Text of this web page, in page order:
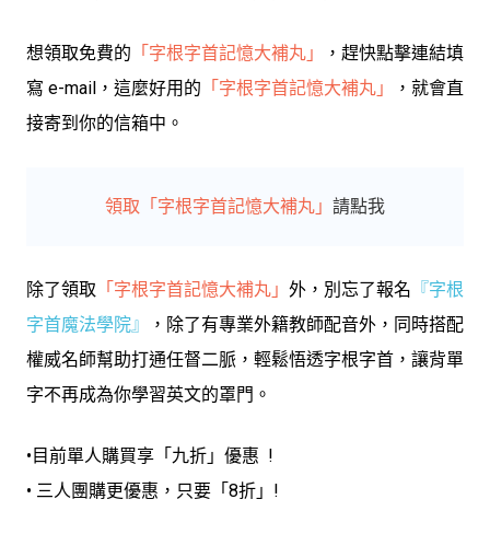
想領取免費的 「 字根字首記憶大補丸 」
，趕快點擊連結填
寫 e-mail ， 這麼好用的 「 字根字首記憶大補丸 」
，就會直
接寄到你的信箱中。
領取「字根字首記憶大補丸」 請點我
除了領取 「 字根字首記憶大補丸 」 外，別忘了報名 『字根
字首魔法學院』
，除了有專業外籍教師配音外，同時搭配
權威名師幫助打通任督二脈，輕鬆悟透字根字首，讓背單
字不再成為你學習英文的罩門。
•目前單人購買享「九折」優惠 !
• 三人團購更優惠，只要「8折」!